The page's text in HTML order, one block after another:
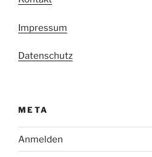
Impressum
Datenschutz
META
Anmelden